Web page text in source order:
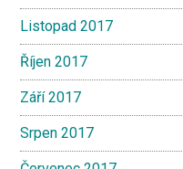
Listopad 2017
Říjen 2017
Září 2017
Srpen 2017